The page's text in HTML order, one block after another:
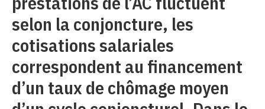
selon la conjoncture, les
cotisations salariales
correspondent au financement
d’un taux de chômage moyen